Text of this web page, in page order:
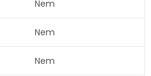
Nem
Nem
Nem